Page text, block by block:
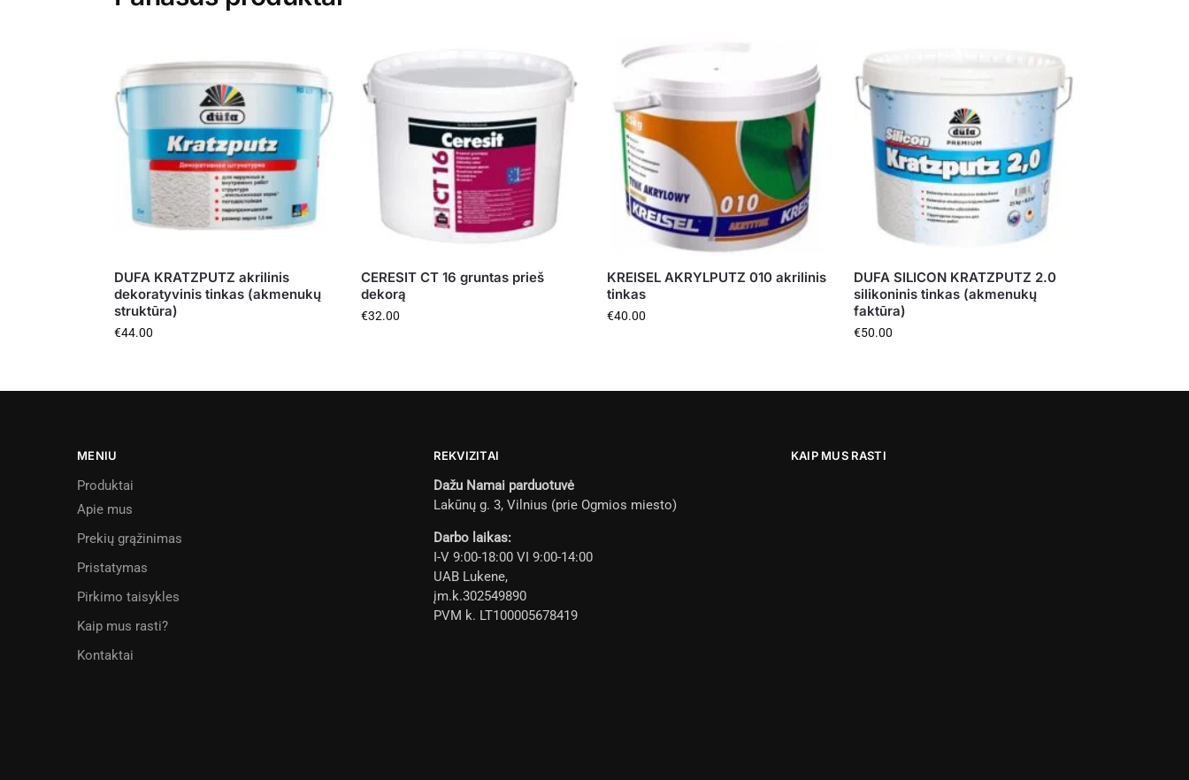
DUFA KRATZPUTZ akrilinis
dekoratyvinis tinkas (akmenukų
struktūra)
€44.00
CERESIT CT 16 gruntas prieš
dekorą
€32.00
KREISEL AKRYLPUTZ 010 akrilinis
tinkas
€40.00
DUFA SILICON KRATZPUTZ 2.0
silikoninis tinkas (akmenukų
faktūra)
€50.00
MENIU
Produktai
Apie mus
Prekių grąžinimas
Pristatymas
Pirkimo taisykles
Kaip mus rasti?
Kontaktai
REKVIZITAI
Dažu Namai parduotuvė
Lakūnų g. 3, Vilnius (prie Ogmios miesto)
Darbo laikas:
I-V 9:00-18:00 VI 9:00-14:00
UAB Lukene,
įm.k.302549890
PVM k. LT100005678419
KAIP MUS RASTI